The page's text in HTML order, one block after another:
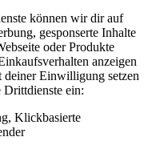
können wir dir auf
gesponserte Inhalte
oder Produkte
anzeigen
deiner Einwilligung setzen
Drittdienste ein:
Klickbasierte